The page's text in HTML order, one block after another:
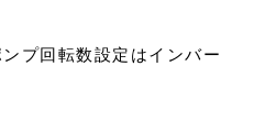
プ回転数設定はインバー